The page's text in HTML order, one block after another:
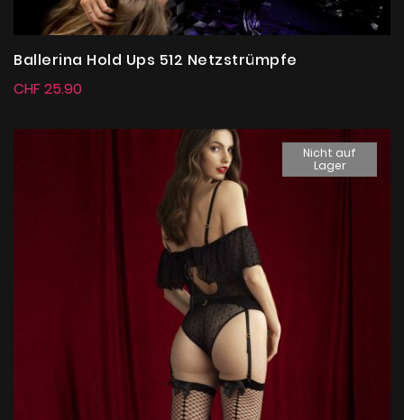
Ballerina Hold Ups 512 Netzstrümpfe
CHF 25.90
Nicht auf
Lager